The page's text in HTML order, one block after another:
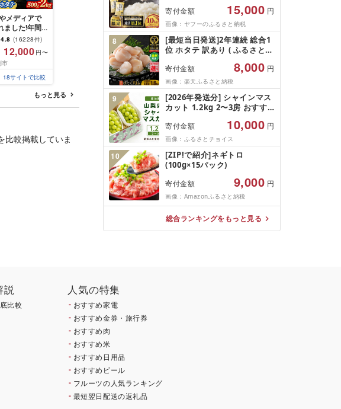
メディアで
ました!年間
グ4年連続1
ホーツク海
冷 | ホタテ
帆立 貝柱
訳あり わけ
リ 大粒 サイ
ラエティ 選
4.8 (16228件)
12,000 円〜
市
18サイトで比較
もっと見る
比較掲載していま
お米[さとふる限定]_05957
寄付金額 15,000 円
画像：ヤフーのふるさと納税
8
[最短当日発送]2年連続 総合1
位 ホタテ 訳あり ( ふるさと納
り 帆立 ふるさと わけあり ホ
タテ貝柱 貝 人気 不揃い 刺身
規格外 魚介 ランキング 海鮮
冷凍 発送時期が選べる 北海道
別海町 )(クラウドファンディ
ング対象)
寄付金額 8,000 円
画像：楽天ふるさと納税
9
[2026年発送分] シャインマス
カット 1.2kg 2〜3房 おすす
ーツ ブドウ 果物 ぶどう シャ
イン マスカット くだもの お
届け 国産 葡萄 贈答 新鮮
寄付金額 10,000 円
画像：ふるさとチョイス
10
[ZIP!で紹介]ネギトロ
(100g×15パック)
寄付金額 9,000 円
画像：Amazonふるさと納税
総合ランキングをもっと見る
説
比較
人気の特集
おすすめ家電
おすすめ金券・旅行券
おすすめ肉
おすすめ米
おすすめ日用品
おすすめビール
フルーツの人気ランキング
最短翌日配送の返礼品